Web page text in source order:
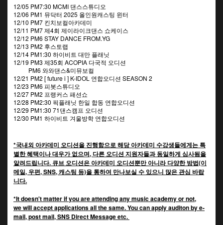
12/05 PM7:30 MCMI 댄스스튜디오
12/06 PM1 뮤닥터 2025 올인원캐스팅 윈터
12/10 PM7 킨치보컬아카데미
12/11 PM7 제4회 제이라이크댄스 쇼케이스
12/12 PM6 STAY DANCE FROM.YG
12/13 PM2 후스토랩
12/14 PM1:30 하이비트 대만 플래닛
12/19 PM3 제35회 ACOPIA 다국적 오디션
PM6 와와댄스&미뮤보컬
12/21 PM2 [ future i ] K-IDOL 연합오디션 SEASON 2
12/23 PM6 피봇스튜디오
12/27 PM2 프랭커스 패션쇼
12/28 PM2:30 픽플래닛 한일 합동 연합오디션
12/29 PM1:30 71댄스캠프 오디션
12/30 PM1 하이비트 겨울방학 연합오디션
*국내외 아카데미 오디션을 진행함으로 해당 아카데미 수강생들에게는 특
별한 혜택이나 대우가 없으며, 다른 오디션 지원자들과 동일하게 심사됨을
알려드립니다. 큐브 오디션은 아카데미 오디션뿐만 아니라 다양한 방법(이
메일, 우편, SNS, 캐스팅 등)을 통하여 만나보실 수 있으니 많은 관심 바랍
니다.
*It doesn't matter if you are attending any music academy or not,
we will accept applications all the same. You can apply auditon by e-
mail, post mail, SNS Direct Message etc.